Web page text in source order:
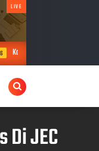
LIVE
Persiapan Matang
JEC